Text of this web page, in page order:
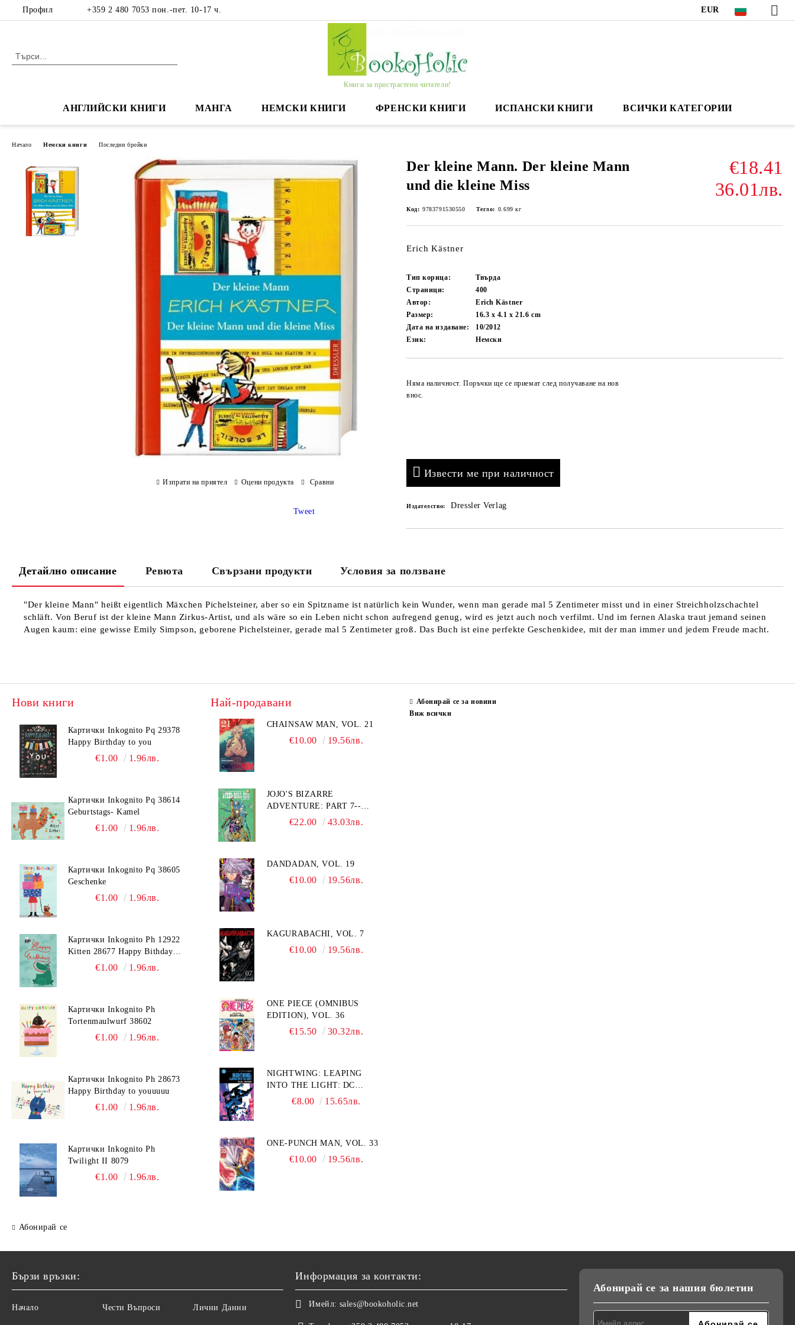
Профил +359 2 480 7053 пон.-пет. 10-17 ч. EUR
Книги за пристрастени читатели!
АНГЛИЙСКИ КНИГИ МАНГА НЕМСКИ КНИГИ ФРЕНСКИ КНИГИ ИСПАНСКИ КНИГИ ВСИЧКИ КАТЕГОРИИ
Начало Немски книги Последни бройки
Der kleine Mann. Der kleine Mann
und die kleine Miss
€18.41
36.01лв.
Код: 9783791530550 Тегло: 0.699 кг
Erich Kästner
Тип корица:
Твърда
Страници:
400
Автор:
Erich Kästner
Размер:
16.3 x 4.1 x 21.6 cm
Дата на издаване:
10/2012
Език:
Немски
Няма наличност. Поръчки ще се приемат след получаване на нов
внос.
Извести ме при наличност
Издателство: Dressler Verlag
Изпрати на приятел Оцени продукта Сравни
Tweet
Детайлно описание Ревюта Свързани продукти Условия за ползване
"Der kleine Mann" heißt eigentlich Mäxchen Pichelsteiner, aber so ein Spitzname ist natürlich kein Wunder, wenn man gerade mal 5 Zentimeter misst und in einer Streichholzschachtel
schläft. Von Beruf ist der kleine Mann Zirkus-Artist, und als wäre so ein Leben nicht schon aufregend genug, wird es jetzt auch noch verfilmt. Und im fernen Alaska traut jemand seinen
Augen kaum: eine gewisse Emily Simpson, geborene Pichelsteiner, gerade mal 5 Zentimeter groß. Das Buch ist eine perfekte Geschenkidee, mit der man immer und jedem Freude macht.
Нови книги
Картички Inkognito Pq 29378
Happy Birthday to you
€1.00 1.96лв.
Картички Inkognito Pq 38614
Geburtstags- Kamel
€1.00 1.96лв.
Картички Inkognito Pq 38605
Geschenke
€1.00 1.96лв.
Картички Inkognito Ph 12922
Kitten 28677 Happy Bithday
€1.00 1.96лв.
Картички Inkognito Ph
Tortenmaulwurf 38602
€1.00 1.96лв.
Картички Inkognito Ph 28673
Happy Birthday to youuuuu
€1.00 1.96лв.
Картички Inkognito Ph
Twilight II 8079
€1.00 1.96лв.
Абонирай се
Най-продавани
CHAINSAW MAN, VOL. 21
€10.00 19.56лв.
JOJO'S BIZARRE
ADVENTURE: PART 7--
STEEL BALL RUN, VOL. 7
€22.00 43.03лв.
DANDADAN, VOL. 19
€10.00 19.56лв.
KAGURABACHI, VOL. 7
€10.00 19.56лв.
ONE PIECE (OMNIBUS
EDITION), VOL. 36
€15.50 30.32лв.
NIGHTWING: LEAPING
INTO THE LIGHT: DC
COMPACT COMICS EDITION
€8.00 15.65лв.
ONE-PUNCH MAN, VOL. 33
€10.00 19.56лв.
Абонирай се за новини
Виж всички
Бързи връзки:
Начало Чести Въпроси Лични Данни
Информация за контакти:
Имейл: sales@bookoholic.net
Абонирай се за нашия бюлетин